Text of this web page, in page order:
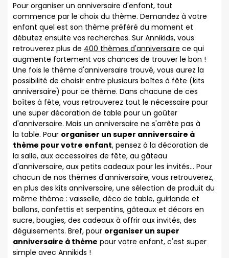
Pour organiser un anniversaire d'enfant, tout
commence par le choix du thème. Demandez à votre
enfant quel est son thème préféré du moment et
débutez ensuite vos recherches. Sur Annikids, vous
retrouverez plus de 400 thèmes d'anniversaire ce qui
augmente fortement vos chances de trouver le bon !
Une fois le thème d'anniversaire trouvé, vous aurez la
possibilité de choisir entre plusieurs boîtes à fête (kits
anniversaire) pour ce thème. Dans chacune de ces
boîtes à fête, vous retrouverez tout le nécessaire pour
une super décoration de table pour un goûter
d'anniversaire. Mais un anniversaire ne s'arrête pas à
la table. Pour organiser un super anniversaire à
thème pour votre enfant, pensez à la décoration de
la salle, aux accessoires de fête, au gâteau
d'anniversaire, aux petits cadeaux pour les invités... Pour
chacun de nos thèmes d'anniversaire, vous retrouverez,
en plus des kits anniversaire, une sélection de produit du
même thème : vaisselle, déco de table, guirlande et
ballons, confettis et serpentins, gâteaux et décors en
sucre, bougies, des cadeaux à offrir aux invités, des
déguisements. Bref, pour organiser un super
anniversaire à thème pour votre enfant, c'est super
simple avec Annikids !